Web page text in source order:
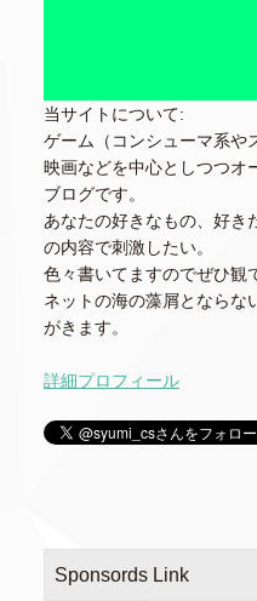
当サイトについて:
ゲーム（コンシューマ系や
映画などを中心としつつオ
ブログです。
あなたの好きなもの、好き
の内容で刺激したい。
色々書いてますのでぜひ観
ネットの海の藻屑とならな
がきます。
詳細プロフィール
Sponsords Link